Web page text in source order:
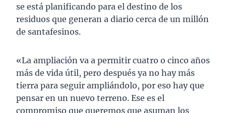
se está planificando para el destino de los
residuos que generan a diario cerca de un millón
de santafesinos.
«La ampliación va a permitir cuatro o cinco años
más de vida útil, pero después ya no hay más
tierra para seguir ampliándolo, por eso hay que
pensar en un nuevo terreno. Ese es el
compromiso que queremos que asuman los